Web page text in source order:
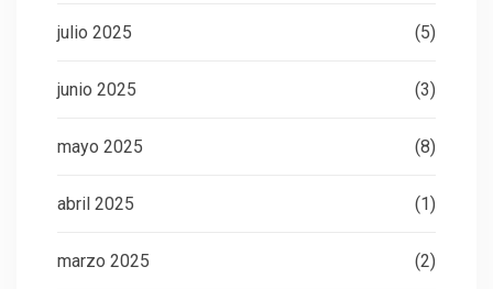
julio 2025 (5)
junio 2025 (3)
mayo 2025 (8)
abril 2025 (1)
marzo 2025 (2)